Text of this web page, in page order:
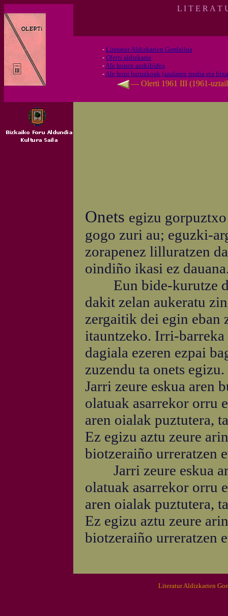
L I T E R A T
- Literatur Aldizkarien Gordailua
- Olerti aldizkaria
-Ale honen aurkibidea
-Ale honi buruzkoak (azalaren irudia eta
— Olerti 1961 III (1961-
Onets egizu
gogo zuri au; eguzki-
zorapenez lilluratzen
oindiño ikasi ez
Eun bide-kurutze
dakit zelan aukeratu
zergaitik dei egin eban
itauntzeko. Irri-barreka
dagiala ezeren ezpai
zuzendu ta onets egizu.
Jarri zeure eskua aren
olatuak asarrekor orru
aren oialak puztutera,
Ez egizu aztu zeure
biotzeraiño urreratzen
Jarri zeure eskua
olatuak asarrekor orru
aren oialak puztutera,
Ez egizu aztu zeure
biotzeraiño urreratzen
Literatur Aldizkarien